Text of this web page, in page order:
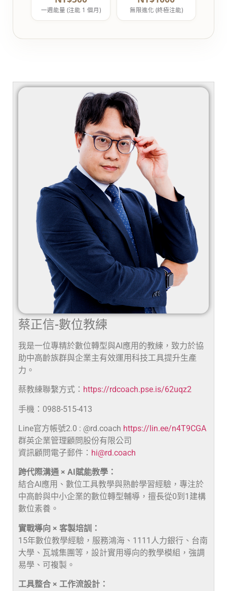
一週能量 (注能 1 個月) 無限進化 (終極注能)
蔡正信-數位教練
我是一位專精於數位轉型與AI應用的教練，致力於協
助中高齡族群與企業主有效運用科技工具提升生產
力。
蔡教練聯繫方式： https://rdcoach.pse.is/62uqz2
手機：0988-515-413
Line官方帳號2.0 : @rd.coach https://lin.ee/n4T9CGA
群英企業管理顧問股份有限公司
資訊顧問電子郵件： hi@rd.coach
跨代際溝通 × AI賦能教學：
結合AI應用、數位工具教學與熟齡學習經驗，專注於
中高齡與中小企業的數位轉型輔導，擅長從0到1建構
數位素養。
實戰導向 × 客製培訓：
15年數位教學經驗，服務鴻海、1111人力銀行、台南
大學、瓦城集團等，設計實用導向的教學模組，強調
易學、可複製。
工具整合 × 工作流設計：